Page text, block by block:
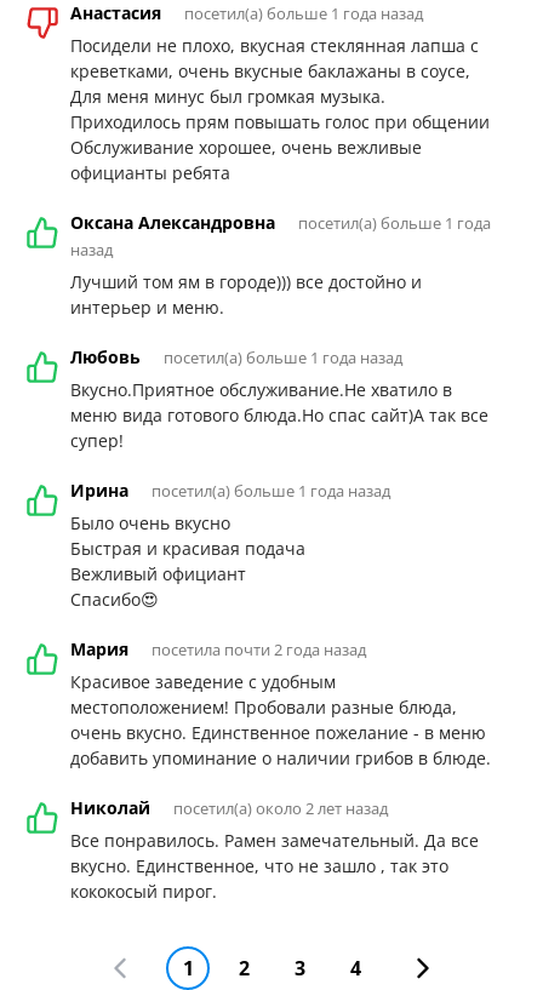
Анастасия посетил(а) больше 1 года назад
Посидели не плохо, вкусная стеклянная лапша с
креветками, очень вкусные баклажаны в соусе,
Для меня минус был громкая музыка.
Приходилось прям повышать голос при общении
Обслуживание хорошее, очень вежливые
официанты ребята
Оксана Александровна
посетил(а) больше 1 года
назад
Лучший том ям в городе))) все достойно и
интерьер и меню.
Любовь посетил(а) больше 1 года назад
Вкусно.Приятное обслуживание.Не хватило в
меню вида готового блюда.Но спас сайт)А так все
супер!
Ирина посетил(а) больше 1 года назад
Было очень вкусно
Быстрая и красивая подача
Вежливый официант
Спасибо😍
Мария посетила почти 2 года назад
Красивое заведение с удобным
местоположением! Пробовали разные блюда,
очень вкусно. Единственное пожелание - в меню
добавить упоминание о наличии грибов в блюде.
Николай посетил(а) около 2 лет назад
Все понравилось. Рамен замечательный. Да все
вкусно. Единственное, что не зашло , так это
кококосый пирог.
1 2 3 4